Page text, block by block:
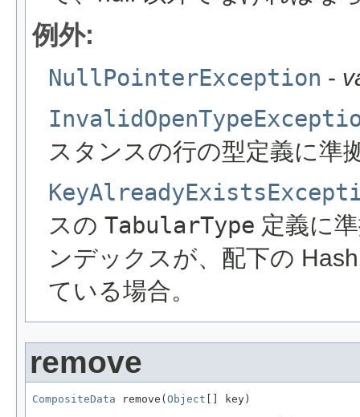
例外:
NullPointerException -
スタンスの行の型定義に準
スの TabularType 定義に
ンデックスが、配下の
ている場合。
remove
CompositeData remove( Object [] key)